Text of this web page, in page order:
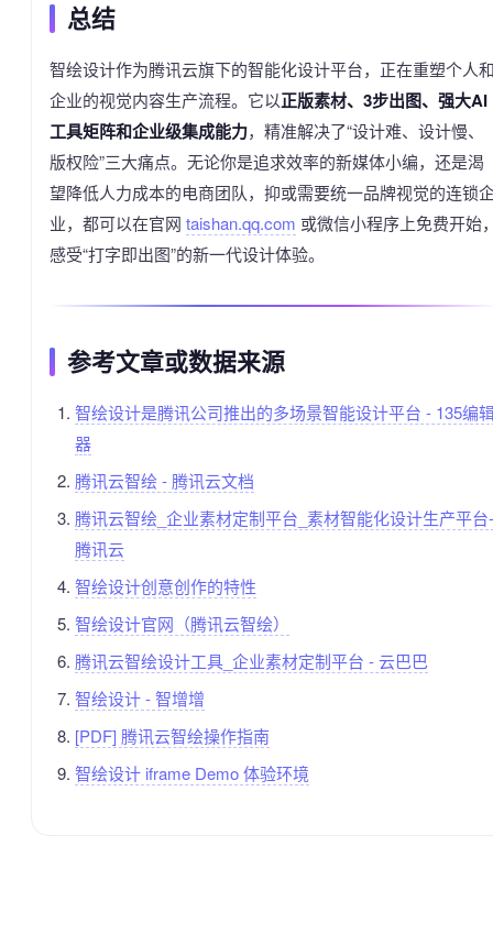
总结
智绘设计作为腾讯云旗下的智能化设计平台，正在重塑个人
企业的视觉内容生产流程。它以正版素材、3步出图、强大AI
工具矩阵和企业级集成能力，精准解决了“设计难、设计慢、
版权险”三大痛点。无论你是追求效率的新媒体小编，还是渴
望降低人力成本的电商团队，抑或需要统一品牌视觉的连锁
业，都可以在官网 taishan.qq.com 或微信小程序上免费开始
感受“打字即出图”的新一代设计体验。
参考文章或数据来源
智绘设计是腾讯公司推出的多场景智能设计平台 - 135编
器
腾讯云智绘 - 腾讯云文档
腾讯云智绘_企业素材定制平台_素材智能化设计生产平台-
腾讯云
智绘设计创意创作的特性
智绘设计官网（腾讯云智绘）
腾讯云智绘设计工具_企业素材定制平台 - 云巴巴
智绘设计 - 智增增
[PDF] 腾讯云智绘操作指南
智绘设计 iframe Demo 体验环境